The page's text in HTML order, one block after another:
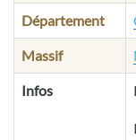
Département
Massif
Infos